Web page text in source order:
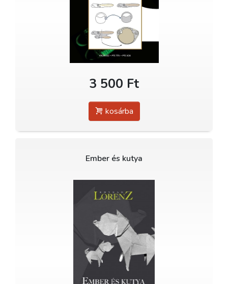
3 500 Ft
kosárba
Ember és kutya